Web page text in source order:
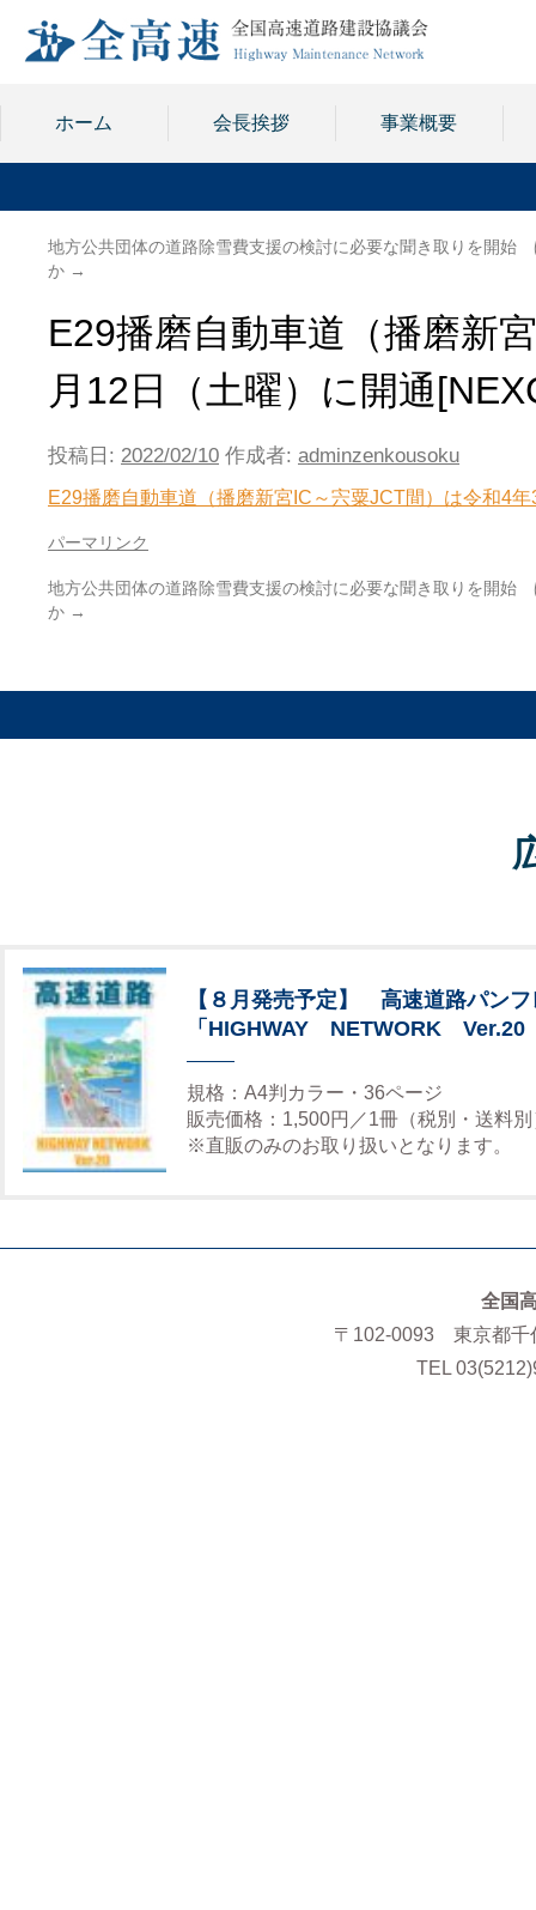
ホーム 会長挨拶 事業概要
地方公共団体の道路除雪費支援の検討に必要な聞き取りを開始
か →
E29播磨自動車道（播磨新
月12日（土曜）に開通
投稿日: 2022/02/10 作成者: adminzenkousoku
E29播磨自動車道（播磨新宮IC～宍粟JCT間）は令和4
パーマリンク
地方公共団体の道路除雪費支援の検討に必要な聞き取りを開始
か →
【８月発売予定】 高速道路パンフ
「HIGHWAY NETWORK Ver.20
規格：A4判カラー・36ページ
販売価格：1,500円／1冊（税別・送料別
※直販のみのお取り扱いとなります。
全国
〒102-0093 東京都千
TEL